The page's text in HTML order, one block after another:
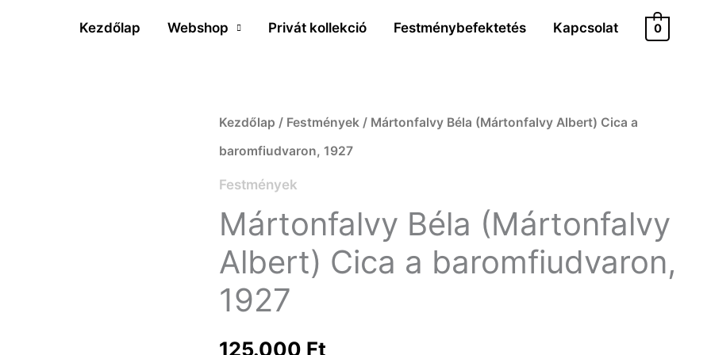
Kezdőlap Webshop Privát kollekció Festménybefektetés Kapcsolat 0
Kezdőlap / Festmények / Mártonfalvy Béla (Mártonfalvy Albert) Cica a
baromfiudvaron, 1927
Festmények
Mártonfalvy Béla (Mártonfalvy
Albert) Cica a baromfiudvaron,
1927
125.000 Ft
Mártonfalvy
Béla
(Mártonfalvy
Albert)
Cica
a
baromfiudvaron,
mennyiség